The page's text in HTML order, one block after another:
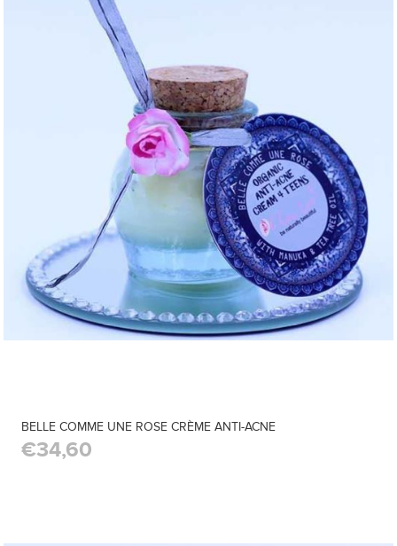
BELLE COMME UNE ROSE CRÈME ANTI-ACNE
€34,60